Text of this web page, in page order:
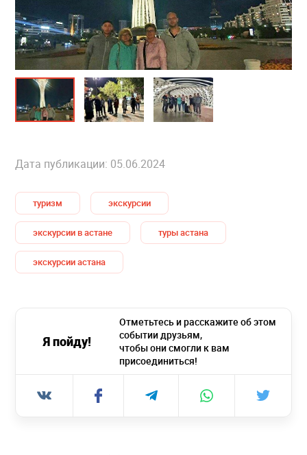
Дата публикации: 05.06.2024
туризм экскурсии
экскурсии в астане туры астана
экскурсии астана
Я пойду!
Отметьтесь и расскажите об этом
событии друзьям,
чтобы они смогли к вам
присоединиться!